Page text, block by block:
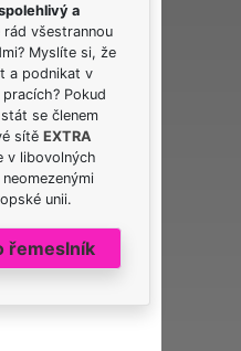
a
rád všestrannou
Myslíte si, že
a podnikat v
Pokud
se členem
sítěEXTRA
v libovolných
unii.
řemeslník